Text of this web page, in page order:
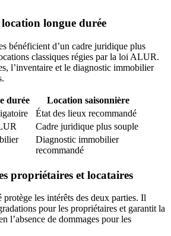
longue durée
bénéficient d’un cadre juridique plus
classiques régies par la loi ALUR.
l’inventaire et le diagnostic immobilier
durée
Location saisonnière
État des lieux recommandé
Cadre juridique plus souple
Diagnostic immobilier
recommandé
propriétaires et locataires
les intérêts des deux parties. Il
pour les propriétaires et garantit la
l’absence de dommages pour les